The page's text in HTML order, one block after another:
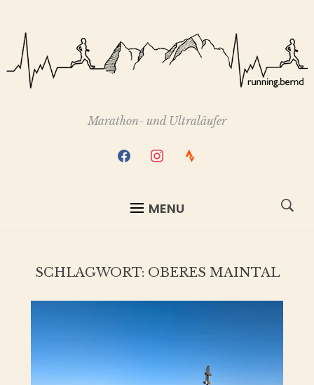
Marathon- und Ultraläufer
facebookinstagram
strava
MENU
SCHLAGWORT: OBERES MAINTAL